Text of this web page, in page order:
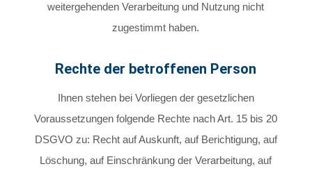
weitergehenden Verarbeitung und Nutzung nicht
zugestimmt haben.
Rechte der betroffenen Person
Ihnen stehen bei Vorliegen der gesetzlichen
Voraussetzungen folgende Rechte nach Art. 15 bis 20
DSGVO zu: Recht auf Auskunft, auf Berichtigung, auf
Löschung, auf Einschränkung der Verarbeitung, auf